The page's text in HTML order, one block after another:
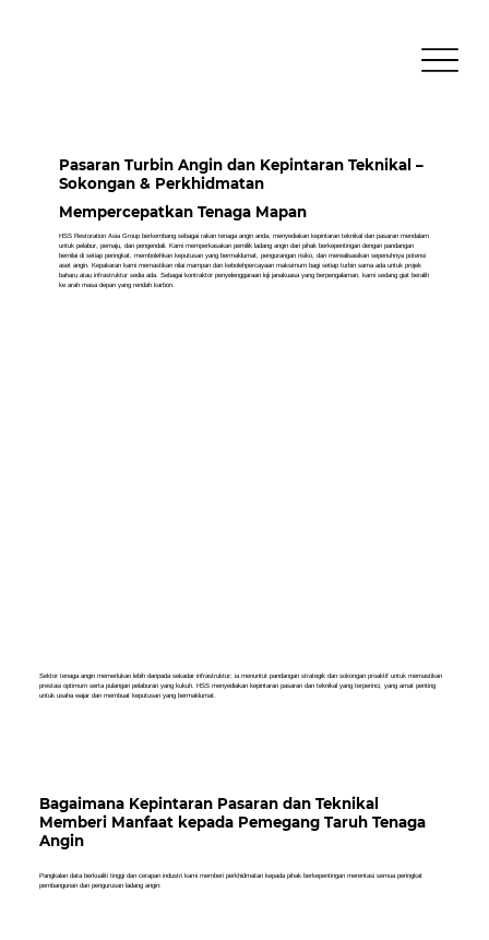
Pasaran Turbin Angin dan Kepintaran Teknikal –
Sokongan & Perkhidmatan
Mempercepatkan Tenaga Mapan
HSS Restoration Asia Group berkembang sebagai rakan tenaga angin anda, menyediakan kepintaran teknikal dan pasaran mendalam
untuk pelabur, pemaju, dan pengendali. Kami memperkasakan pemilik ladang angin dan pihak berkepentingan dengan pandangan
bernilai di setiap peringkat, membolehkan keputusan yang bermaklumat, pengurangan risiko, dan merealisasikan sepenuhnya potensi
aset angin. Kepakaran kami memastikan nilai mampan dan kebolehpercayaan maksimum bagi setiap turbin sama ada untuk projek
baharu atau infrastruktur sedia ada. Sebagai kontraktor penyelenggaraan loji janakuasa yang berpengalaman, kami sedang giat beralih
ke arah masa depan yang rendah karbon.
Sektor tenaga angin memerlukan lebih daripada sekadar infrastruktur; ia menuntut pandangan strategik dan sokongan proaktif untuk memastikan
prestasi optimum serta pulangan pelaburan yang kukuh. HSS menyediakan kepintaran pasaran dan teknikal yang terperinci, yang amat penting
untuk usaha wajar dan membuat keputusan yang bermaklumat.
Bagaimana Kepintaran Pasaran dan Teknikal
Memberi Manfaat kepada Pemegang Taruh Tenaga
Angin
Pangkalan data berkualiti tinggi dan cerapan industri kami memberi perkhidmatan kepada pihak berkepentingan merentasi semua peringkat
pembangunan dan pengurusan ladang angin: